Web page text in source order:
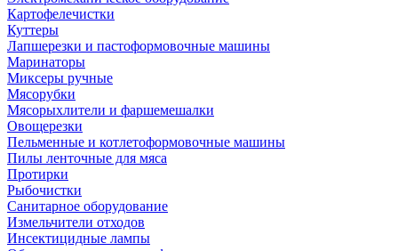
Картофелечистки
Куттеры
Лапшерезки и пастоформовочные машины
Маринаторы
Миксеры ручные
Мясорубки
Мясорыхлители и фаршемешалки
Овощерезки
Пельменные и котлетоформовочные машины
Пилы ленточные для мяса
Протирки
Рыбочистки
Санитарное оборудование
Измельчители отходов
Инсектицидные лампы